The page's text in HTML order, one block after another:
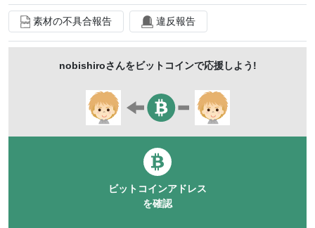
素材の不具合報告 違反報告
nobishiroさんをビットコインで応援しよう!
ビットコインアドレス
を確認